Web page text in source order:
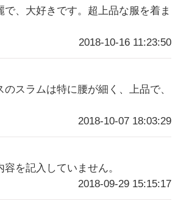
で、大好きです。超上品な服を着ま
2018-10-16 11:23:50
スラムは特に腰が細く、上品で、
2018-10-07 18:03:29
を記入していません。
2018-09-29 15:15:17